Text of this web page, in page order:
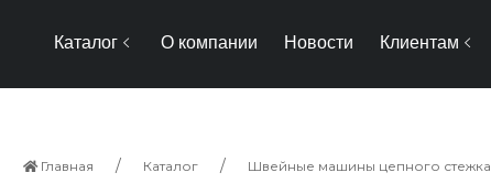
Каталог О компании Новости Клиентам
Главная Каталог Швейные машины цепного стежка